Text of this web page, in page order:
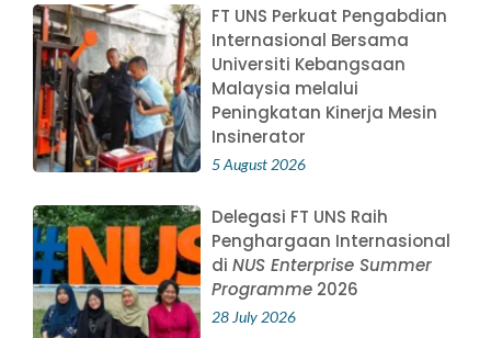
FT UNS Perkuat Pengabdian
Internasional Bersama
Universiti Kebangsaan
Malaysia melalui
Peningkatan Kinerja Mesin
Insinerator
5 August 2026
Delegasi FT UNS Raih
Penghargaan Internasional
diNUS Enterprise Summer
Programme 2026
28 July 2026